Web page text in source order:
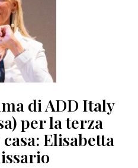
di ADD Italy
per la terza
Elisabetta